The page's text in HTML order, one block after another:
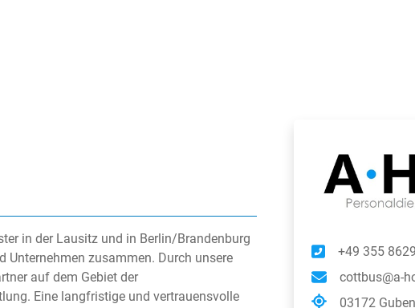
in der Lausitz und in Berlin/Brandenburg
zusammen. Durch unsere
auf dem Gebiet der
Eine langfristige und vertrauensvolle
+49 355
cottbus@a-
03172 Guben